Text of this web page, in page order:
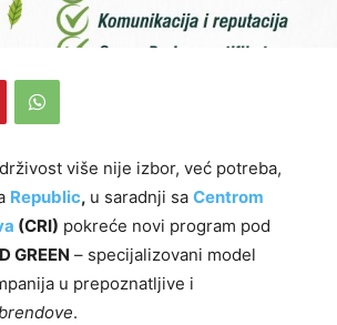
više nije izbor, već potreba,
Republic, u saradnji sa Centrom
(CRI) pokreće novi program pod
GREEN – specijalizovani model
u prepoznatljive i
.